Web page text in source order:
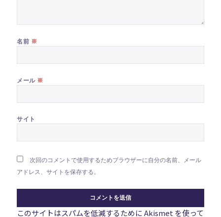
名前 ※
メール ※
サイト
次回のコメントで使用するためブラウザーに自分の名前、メール
アドレス、サイトを保存する。
このサイトはスパムを低減するために Akismet を使って